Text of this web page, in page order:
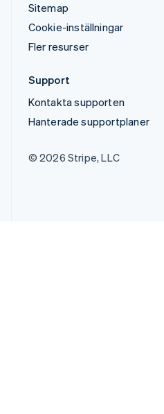
Sitemap
Cookie-inställningar
Fler resurser
Support
Kontakta supporten
Hanterade supportplaner
© 2026 Stripe, LLC